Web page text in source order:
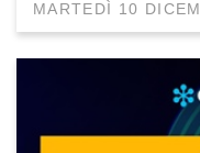
MARTEDÌ 10